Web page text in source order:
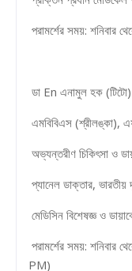
পরামর্শের সময়:
ডা En এনামুল হক (টিটো)
এমবিবিএস (শ্রীলঙ্কা),
অভ্যন্তরীণ চিকিৎসা ও
প্যানেল ডাক্তার,
মেডিসিন বিশেষজ্ঞ ও
পরামর্শের সময়:
PM)